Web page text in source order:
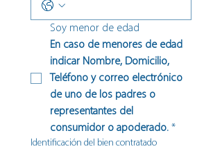
Soy menor de edad
En caso de menores de edad
indicar Nombre, Domicilio,
Teléfono y correo electrónico
de uno de los padres o
representantes del
consumidor o apoderado. *
Identificación del bien contratado